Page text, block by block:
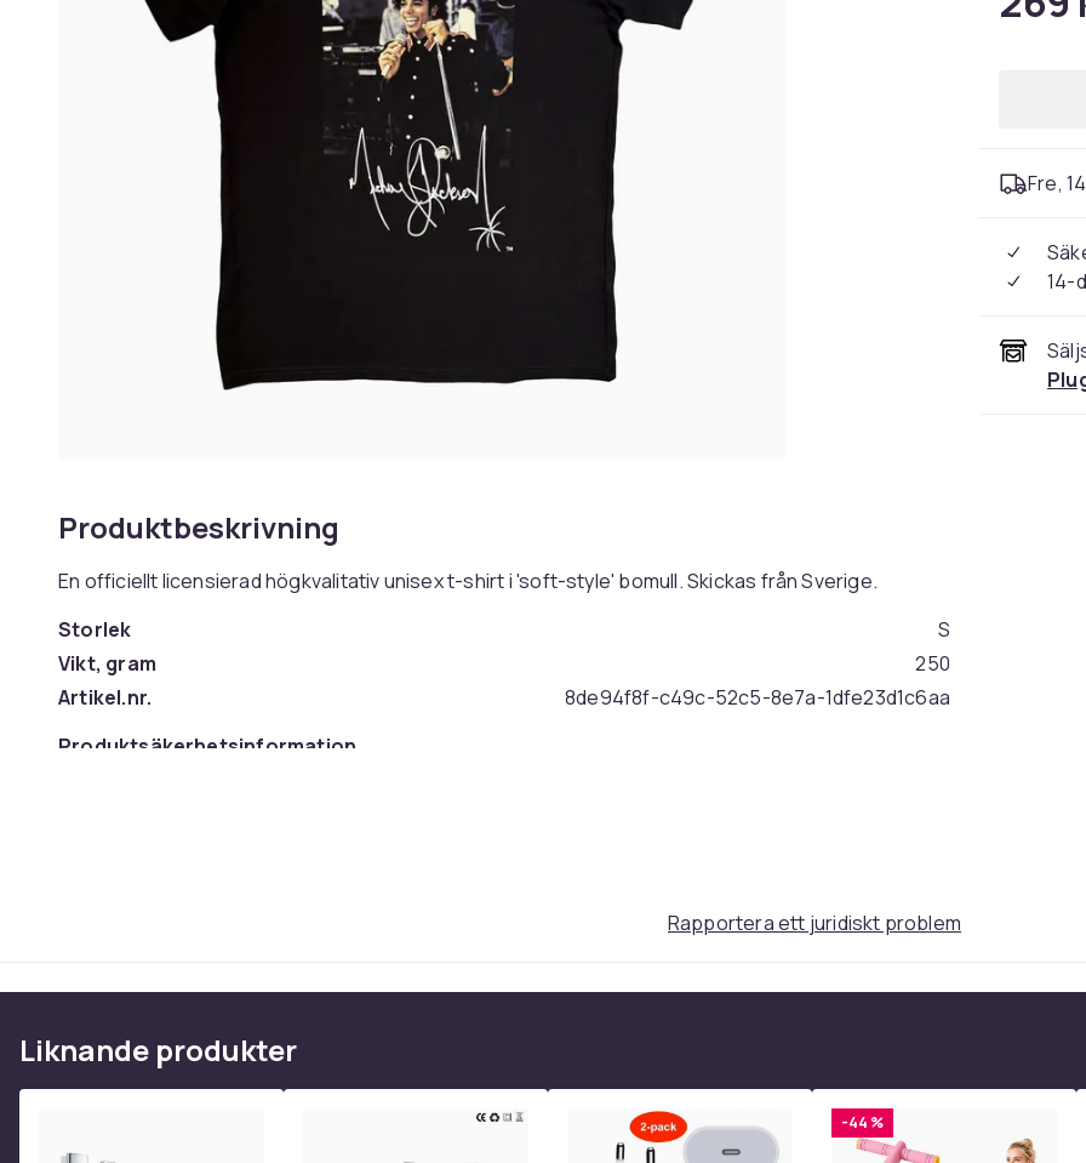
Produktbeskrivning
En officiellt licensierad högkvalitativ unisex t-shirt i 'soft-style' bomull. Skickas från Sverige.
Storlek
S
Vikt, gram
250
Artikel.nr.
8de94f8f-c49c-52c5-8e7a-1dfe23d1c6aa
Produktsäkerhetsinformation
Fre,
14-
Rapportera ett juridiskt problem
Liknande produkter
-44 %